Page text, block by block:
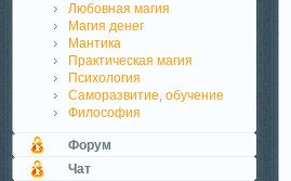
Любовная магия
Магия денег
Мантика
Практическая магия
Психология
Саморазвитие, обучение
Философия
Форум
Чат